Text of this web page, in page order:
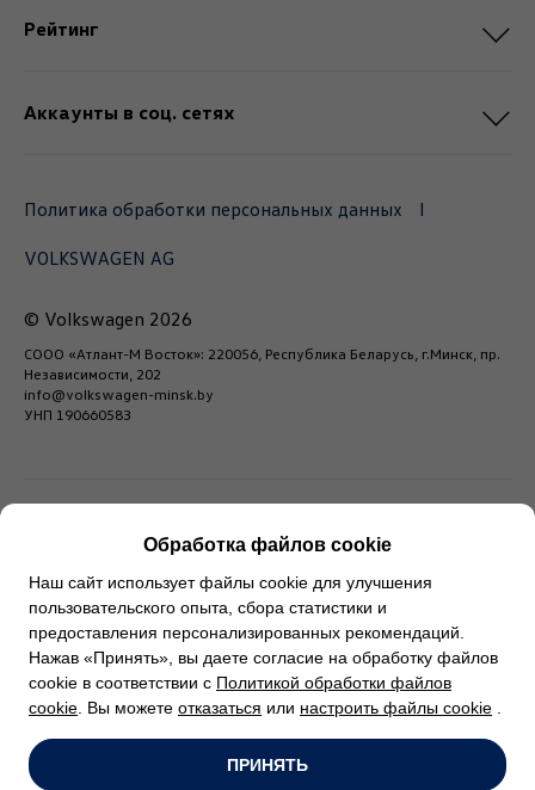
Рейтинг
Аккаунты в соц. сетях
Политика обработки персональных данных
VOLKSWAGEN AG
© Volkswagen 2026
СООО «Атлант-М Восток»: 220056, Республика Беларусь, г.Минск, пр.
Независимости, 202
info@volkswagen-minsk.by
УНП 190660583
* Любая информация, содержащаяся на настоящем
сайте, носит исключительно справочный характер и ни
при каких обстоятельствах не может быть расценена
как публичная оферта.
Обработка файлов cookie
Наш сайт использует файлы cookie для улучшения
пользовательского опыта, сбора статистики и
предоставления персонализированных рекомендаций.
Нажав «Принять», вы даете согласие на обработку файлов
cookie в соответствии с Политикой обработки файлов
cookie . Вы можете отказаться или настроить файлы cookie
ПРИНЯТЬ